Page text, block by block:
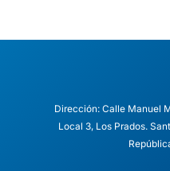
p
Dirección: Calle Manuel
Local 3, Los Prados.